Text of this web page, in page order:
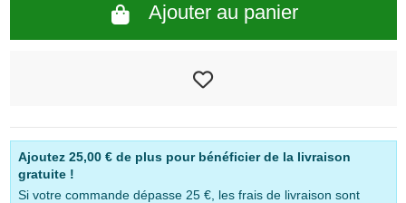
Ajouter au panier
Ajoutez 25,00 €de plus pour bénéficier de la livraison
gratuite !
Si votre commande dépasse 25 €, les frais de livraison sont